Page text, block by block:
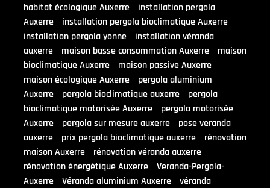
habitat écologique Auxerre
installation pergola
Auxerre
installation pergola bioclimatique Auxerre
installation pergola yonne
installation véranda
auxerre
maison basse consommation Auxerre
maison
bioclimatique Auxerre
maison passive Auxerre
maison écologique Auxerre
pergola aluminium
Auxerre
pergola bioclimatique auxerre
pergola
bioclimatique motorisée Auxerre
pergola motorisée
Auxerre
pergola sur mesure auxerre
pose veranda
auxerre
prix pergola bioclimatique auxerre
rénovation
maison Auxerre
rénovation véranda auxerre
rénovation énergétique Auxerre
Veranda-Pergola-
Auxerre
Véranda aluminium Auxerre
véranda